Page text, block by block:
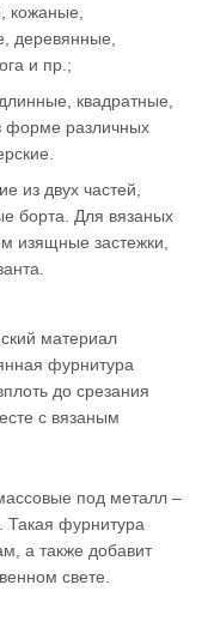
кожаные,
деревянные,
и пр.;
квадратные,
форме различных
из двух частей,
борта. Для вязаных
изящные застежки,
материал
фурнитура
до срезания
с вязаным
под металл –
фурнитура
а также добавит
свете.